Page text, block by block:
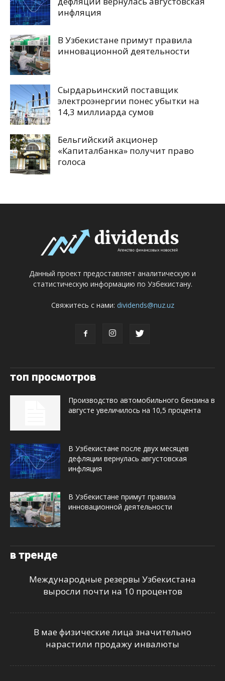
инфляция
В Узбекистане примут правила
инновационной деятельности
Сырдарьинский поставщик
электроэнергии понес убытки на
14,3 миллиарда сумов
Бельгийский акционер
«Капиталбанка» получит право
голоса
Данный проект предоставляет аналитическую и
статистическую информацию по Узбекистану.
Свяжитесь с нами: dividends@nuz.uz
топ просмотров
Производство автомобильного бензина в
августе увеличилось на 10,5 процента
В Узбекистане после двух месяцев
дефляции вернулась августовская
инфляция
В Узбекистане примут правила
инновационной деятельности
в тренде
Международные резервы Узбекистана
выросли почти на 10 процентов
В мае физические лица значительно
нарастили продажу инвалюты